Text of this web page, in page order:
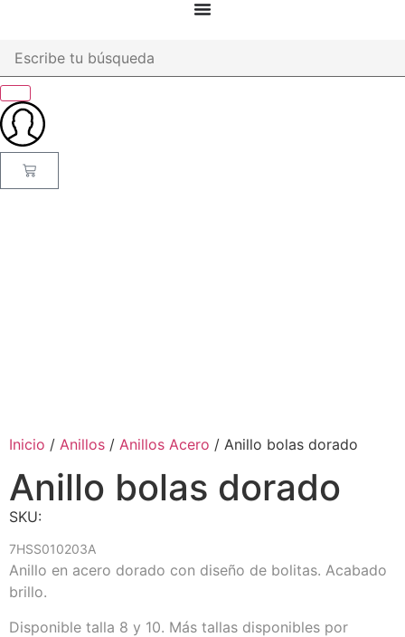
Inicio / Anillos / Anillos Acero / Anillo bolas dorado
Anillo bolas dorado
SKU:
7HSS010203A
Anillo en acero dorado con diseño de bolitas. Acabado
brillo.
Disponible talla 8 y 10. Más tallas disponibles por